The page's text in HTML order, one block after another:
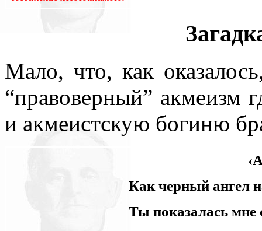
противопоставляя
подсознательное часто
то обеспечивает любое
одна его часть, которая –
– обеспечивает в
подсознаний автора и
поводу. По
подсознаний в
Мало, что, как
“правоверный” акмеизм
и акмеистскую богиню
Как черный ангел
Ты показалась мне